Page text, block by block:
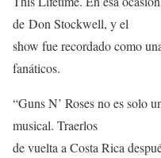
de Don Stockwell, y el
show fue recordado como
fanáticos.
“Guns N’ Roses no es solo
musical. Traerlos
de vuelta a Costa Rica